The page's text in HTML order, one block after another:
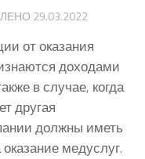
29.03.2022
от оказания
доходами
в случае, когда
другая
должны иметь
медуслуг.